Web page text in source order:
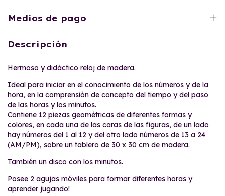
Medios de pago
Descripción
Hermoso y didáctico reloj de madera.
Ideal para iniciar en el conocimiento de los números y de la
hora, en la comprensión de concepto del tiempo y del paso
de las horas y los minutos.
Contiene 12 piezas geométricas de diferentes formas y
colores, en cada una de las caras de las figuras, de un lado
hay números del 1 al 12 y del otro lado números de 13 a 24
(AM/PM), sobre un tablero de 30 x 30 cm de madera.
También un disco con los minutos.
Posee 2 agujas móviles para formar diferentes horas y
aprender jugando!